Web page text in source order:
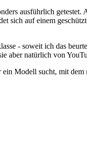
ausführlich
auf einem
- soweit ich das
aber natürlich von
Modell sucht, mit